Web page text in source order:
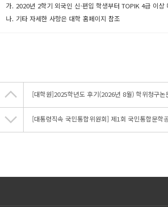
가. 2020년 2학기 외국인 신·편입 학생부터 TOPIK 4급 이상
나. 기타 자세한 사항은 대학 홈페이지 참조​
[대학원]2025학년도 후기(2026년 8월) 학위청구
[대통령직속 국민통합위원회] 제1회 국민통합문학